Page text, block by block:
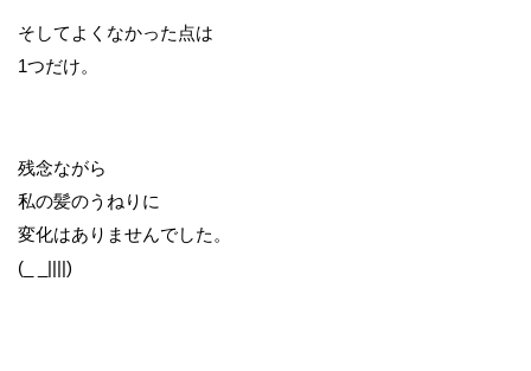
そしてよくなかった点は
1つだけ。
残念ながら
私の髪のうねりに
変化はありませんでした。
(_ _||||)